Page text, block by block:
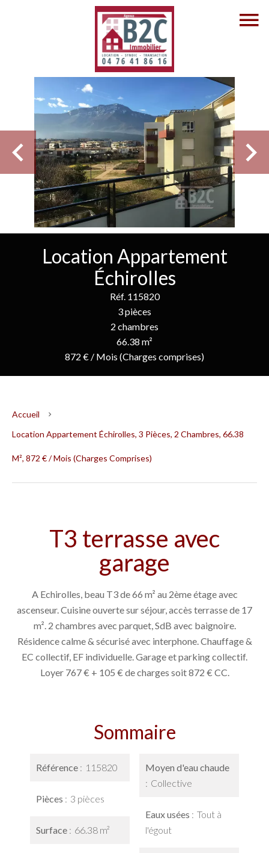
Location Appartement
Échirolles
Réf. 115820
3 pièces
2 chambres
66.38 m²
872 € / Mois (Charges comprises)
Accueil
Location Appartement Échirolles, 3 Pièces, 2 Chambres, 66.38
M², 872 € / Mois (Charges Comprises)
T3 terrasse avec
garage
A Echirolles, beau T3 de 66 m² au 2ème étage avec
ascenseur. Cuisine ouverte sur séjour, accès terrasse de 17
m². 2 chambres avec parquet, SdB avec baignoire.
Résidence calme & sécurisé avec interphone. Chauffage &
EC collectif, EF individuelle. Garage et parking collectif.
Loyer 767 € + 105 € de charges soit 872 € CC.
Sommaire
Référence 115820
Pièces 3 pièces
Surface 66.38 m²
Moyen d'eau chaude
Collective
Eaux usées
Tout à
l'égout